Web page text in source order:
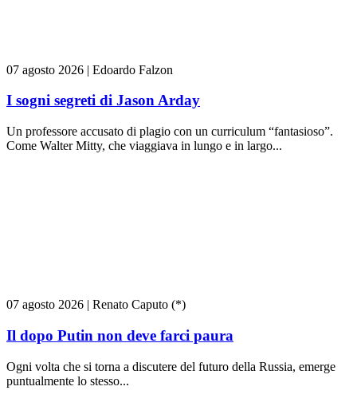
07 agosto 2026 | Edoardo Falzon
I sogni segreti di Jason Arday
Un professore accusato di plagio con un curriculum “fantasioso”.
Come Walter Mitty, che viaggiava in lungo e in largo...
07 agosto 2026 | Renato Caputo (*)
Il dopo Putin non deve farci paura
Ogni volta che si torna a discutere del futuro della Russia, emerge
puntualmente lo stesso...